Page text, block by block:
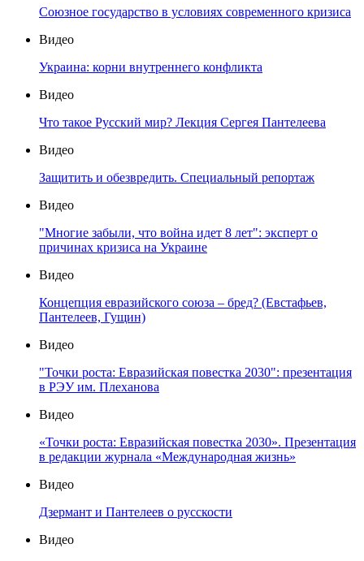
Союзное государство в условиях современного кризиса
Видео
Украина: корни внутреннего конфликта
Видео
Что такое Русский мир? Лекция Сергея Пантелеева
Видео
Защитить и обезвредить. Специальный репортаж
Видео
"Многие забыли, что война идет 8 лет": эксперт о
причинах кризиса на Украине
Видео
Концепция евразийского союза – бред? (Евстафьев,
Пантелеев, Гущин)
Видео
"Точки роста: Евразийская повестка 2030": презентация
в РЭУ им. Плеханова
Видео
«Точки роста: Евразийская повестка 2030». Презентация
в редакции журнала «Международная жизнь»
Видео
Дзермант и Пантелеев о русскости
Видео